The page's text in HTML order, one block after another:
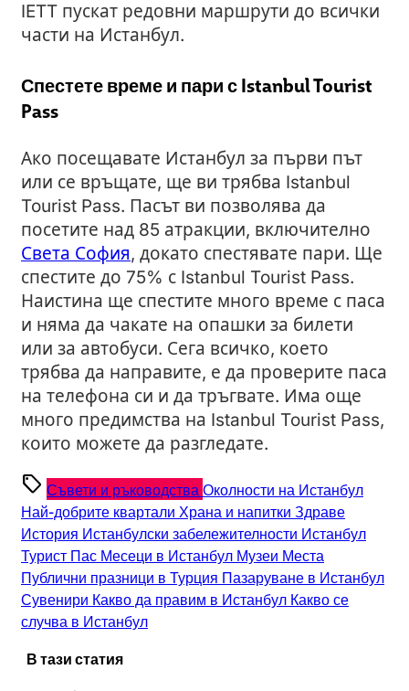
IETT пускат редовни маршрути до всички
части на Истанбул.
Спестете време и пари с Istanbul Tourist
Pass
Ако посещавате Истанбул за първи път
или се връщате, ще ви трябва Istanbul
Tourist Pass. Пасът ви позволява да
посетите над 85 атракции, включително
Света София, докато спестявате пари. Ще
спестите до 75% с Istanbul Tourist Pass.
Наистина ще спестите много време с паса
и няма да чакате на опашки за билети
или за автобуси. Сега всичко, което
трябва да направите, е да проверите паса
на телефона си и да тръгвате. Има още
много предимства на Istanbul Tourist Pass,
които можете да разгледате.
sell Съвети и ръководстваОколности на Истанбул
Най-добрите квартали Храна и напитки Здраве
История Истанбулски забележителности Истанбул
Турист Пас Месеци в Истанбул Музеи Места
Публични празници в Турция Пазаруване в Истанбул
Сувенири Какво да правим в Истанбул Какво се
случва в Истанбул
В тази статия